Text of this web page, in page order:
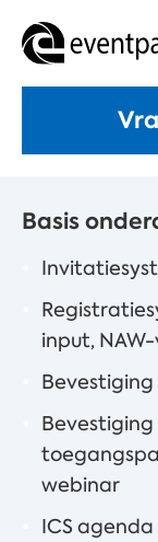
Basis
input,
Bevestiging
webinar
ICS